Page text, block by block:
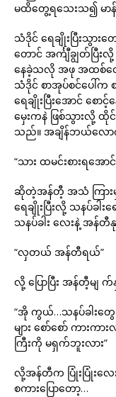
မထိတွေ့ရသေးသ၍ မာ
သံဒိုင် ရေချိုးပြီးသွာ
တောင် အင်္ကျီချွတ်ပြီး
နေခဲ့သလို အဖု အထစ်တွေ
သံဒိုင် စာအုပ်စင်ပေါ်
ရေချိုးပြီးအောင် စ
မှေးကနဲ ဖြစ်သွားလို့ ထို
သည်။ အချိန်ဘယ်လော
“သား ထမင်းစားရအောင်
ဆိုတဲ့အန်တီ့ အသံ ကြား
ရေချိုးပြီးလို့ သနပ်ခါးရ
သနပ်ခါး လေးနဲ့ အန်တီ
“လှတယ် အန်တီရယ်”
လို့ ပြောပြီး အန်တီ့မ
“အို ကွယ်…သနပ်ခါးတွ
များ စော်စော် ကာ
ကြီးကို မရှက်ဘူးလား”
လို့အန်တီက ပြုံးပြုံးလ
စကားပြောတော့…